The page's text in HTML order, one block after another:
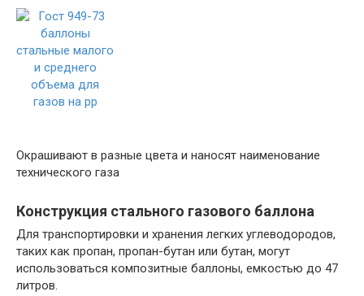
Окрашивают в разные цвета и наносят наименование
технического газа
Конструкция стального газового баллона
Для транспортировки и хранения легких углеводородов,
таких как пропан, пропан-бутан или бутан, могут
использоваться композитные баллоны, емкостью до 47
литров.